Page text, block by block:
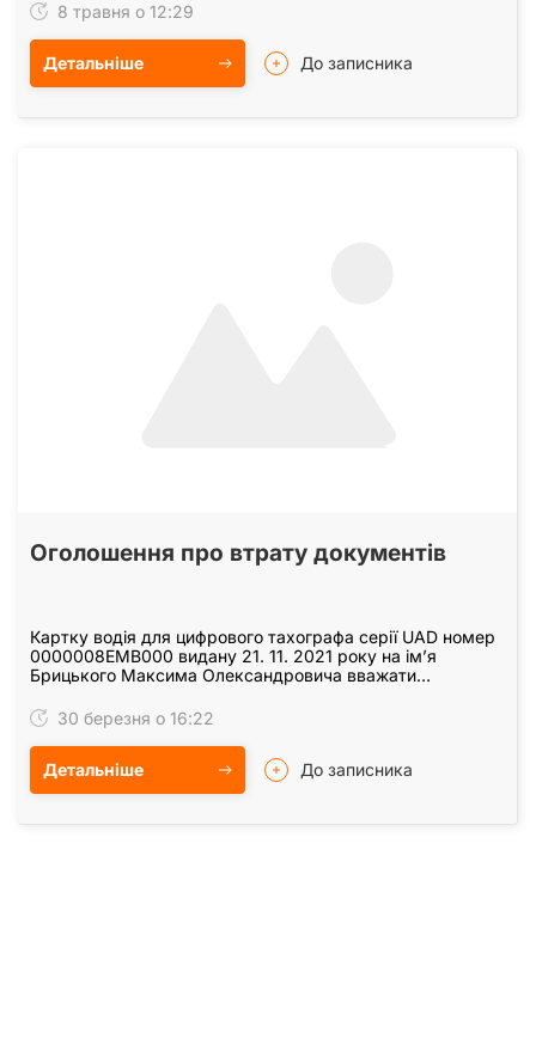
8 травня о 12:29
Детальніше До записника
Оголошення про втрату документів
Картку водія для цифрового тахографа серії UAD номер
0000008EMB000 видану 21. 11. 2021 року на імʼя
Брицького Максима Олександровича вважати
30 березня о 16:22
Детальніше До записника